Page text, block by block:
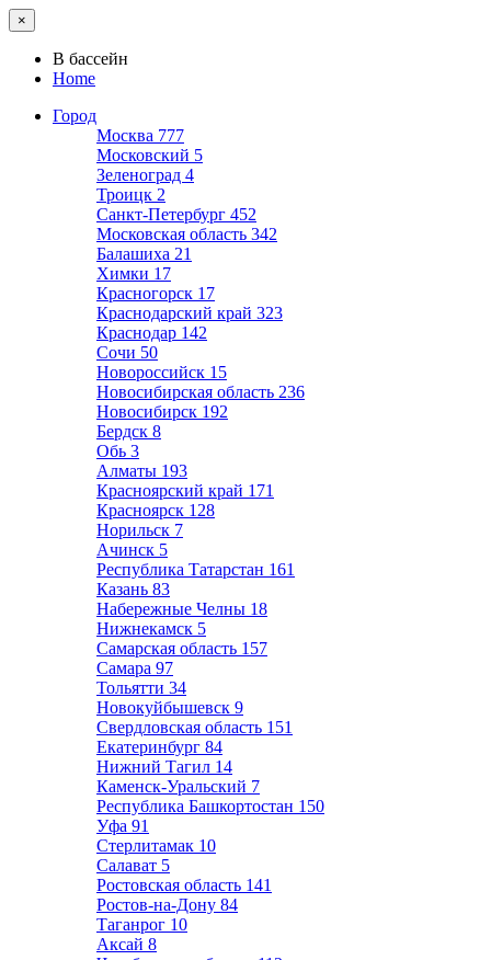
×
В бассейн
Home
Город
Москва 777
Московский 5
Зеленоград 4
Троицк 2
Санкт-Петербург 452
Московская область 342
Балашиха 21
Химки 17
Красногорск 17
Краснодарский край 323
Краснодар 142
Сочи 50
Новороссийск 15
Новосибирская область 236
Новосибирск 192
Бердск 8
Обь 3
Алматы 193
Красноярский край 171
Красноярск 128
Норильск 7
Ачинск 5
Республика Татарстан 161
Казань 83
Набережные Челны 18
Нижнекамск 5
Самарская область 157
Самара 97
Тольятти 34
Новокуйбышевск 9
Свердловская область 151
Екатеринбург 84
Нижний Тагил 14
Каменск-Уральский 7
Республика Башкортостан 150
Уфа 91
Стерлитамак 10
Салават 5
Ростовская область 141
Ростов-на-Дону 84
Таганрог 10
Аксай 8